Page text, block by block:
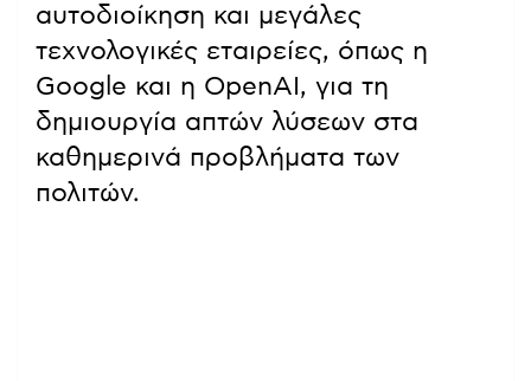
αυτοδιοίκηση και μεγάλες
τεχνολογικές εταιρείες, όπως η
Google και η OpenAI, για τη
δημιουργία απτών λύσεων στα
καθημερινά προβλήματα των
πολιτών.